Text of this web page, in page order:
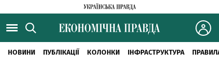
НОВИНИ ПУБЛІКАЦІЇ КОЛОНКИ ІНФРАСТРУКТУРА